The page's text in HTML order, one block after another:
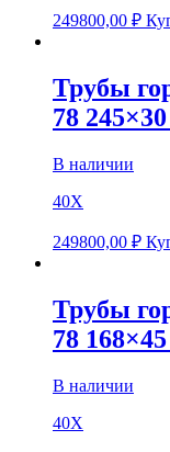
249800,00 ₽
Трубы
78
В наличии
40Х
249800,00 ₽
Трубы
78
В наличии
40Х